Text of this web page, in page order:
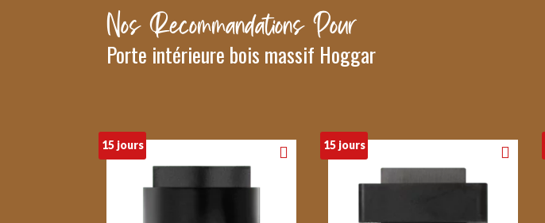
Nos Recommandations Pour
Porte intérieure bois massif Hoggar
15 jours 15 jours